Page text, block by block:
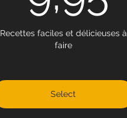
Recettes faciles et délicieuses à
faire
Select